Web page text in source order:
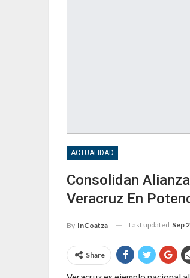
ACTUALIDAD
Consolidan
Veracruz En
By InCoatza Last updated Sep
Share